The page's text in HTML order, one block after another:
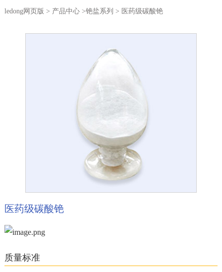
ledong网页版 > 产品中心>铯盐系列 > 医药级碳酸铯
医药级碳酸铯
质量标准